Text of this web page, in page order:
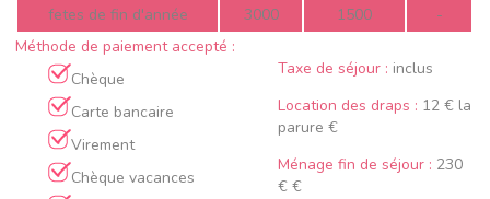
fetes de fin d'année
3000 1500
-
Méthode de paiement accepté :
Chèque
Carte bancaire
Virement
Chèque vacances
Taxe de séjour : inclus
Location des draps : 12 € la
parure €
Ménage fin de séjour : 230
€ €